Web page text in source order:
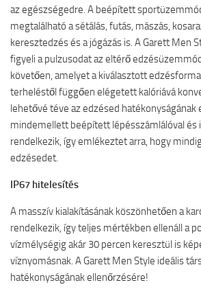
az egészségedre. A beépített
megtalálható a sétálás, futás, mászás,
keresztedzés és a jógázás is. A Garett Men
figyeli a pulzusodat az eltérő
követően, amelyet a kiválasztott
terheléstől függően elégetett kalóriává
lehetővé téve az edzésed hatékonyságának
mindemellett beépített lépésszámlálóval és
rendelkezik, így emlékeztet arra, hogy
edzésedet.
IP67 hitelesítés
A masszív kialakításának köszönhetően a
rendelkezik, így teljes mértékben ellenáll a
vízmélységig akár 30 percen keresztül is
víznyomásnak. A Garett Men Style ideális
hatékonyságának ellenőrzésére!